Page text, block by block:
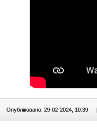
Опубліковано: 29-02-2024, 10:39 |